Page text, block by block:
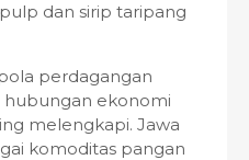
dan sirip taripang
perdagangan
ekonomi
melengkapi. Jawa
komoditas pangan